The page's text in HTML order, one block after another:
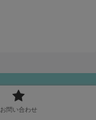
お問い合わせ